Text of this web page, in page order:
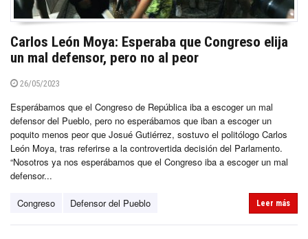
Carlos León Moya: Esperaba que Congreso elija
un mal defensor, pero no al peor
26/05/2023
Esperábamos que el Congreso de República iba a escoger un mal
defensor del Pueblo, pero no esperábamos que iban a escoger un
poquito menos peor que Josué Gutiérrez, sostuvo el politólogo Carlos
León Moya, tras referirse a la controvertida decisión del Parlamento.
“Nosotros ya nos esperábamos que el Congreso iba a escoger un mal
defensor...
Congreso Defensor del Pueblo Leer más